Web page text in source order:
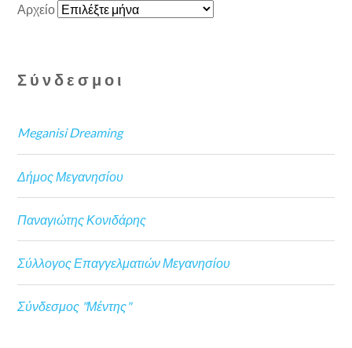
Αρχείο
Σύνδεσμοι
Meganisi Dreaming
Δήμος Μεγανησίου
Παναγιώτης Κονιδάρης
Σύλλογος Επαγγελματιών Μεγανησίου
Σύνδεσμος "Μέντης"